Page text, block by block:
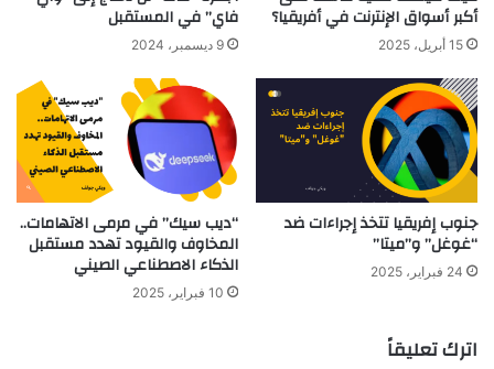
أكبر أسواق الإنترنت في أفريقيا؟
15 أبريل، 2025
فاي” في المستقبل
9 ديسمبر، 2024
جنوب إفريقيا تتخذ إجراءات ضد
“غوغل” و”ميتا”
24 فبراير، 2025
“ديب سيك” في مرمى الاتهامات..
المخاوف والقيود تهدد مستقبل
الذكاء الاصطناعي الصيني
10 فبراير، 2025
اترك تعليقاً